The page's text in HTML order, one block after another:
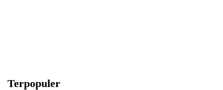
Terpopuler